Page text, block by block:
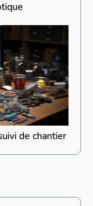
de chantier